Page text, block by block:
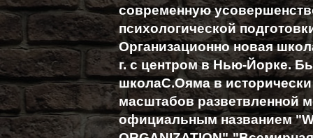
современную
психологической
Организационно новая
г. с центром в Нью-Йорке.
школаС.Ояма в
масштабов разветвленной
официальным названием